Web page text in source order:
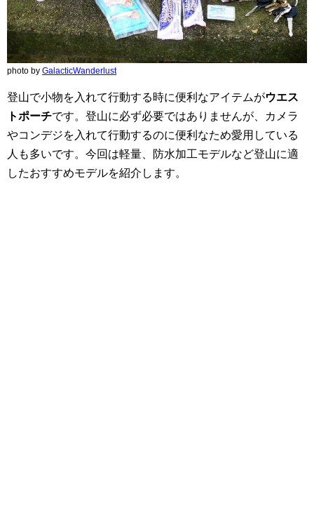
photo by GalacticWanderlust
登山で小物を入れて行動する時に便利なアイテムがウエス
トポーチです。登山に必ず必要ではありませんが、カメラ
やコンデジを入れて行動するのに便利なため愛用している
人も多いです。今回は軽量、防水加工モデルなど登山に適
したおすすめモデルを紹介します。